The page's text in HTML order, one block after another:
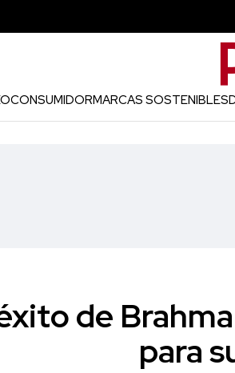
CONSUMIDORMARCAS SOSTENIBLES
de
para